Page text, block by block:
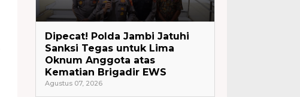
Dipecat! Polda Jambi Jatuhi
Sanksi Tegas untuk Lima
Oknum Anggota atas
Kematian Brigadir EWS
Agustus 07, 2026